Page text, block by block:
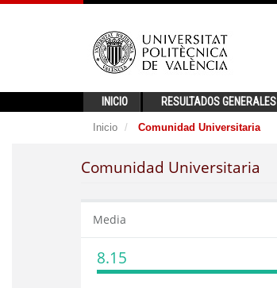
INICIO RESULTADOS GENERALES
Inicio Comunidad Universitaria
Comunidad Universitaria
Media
8.15